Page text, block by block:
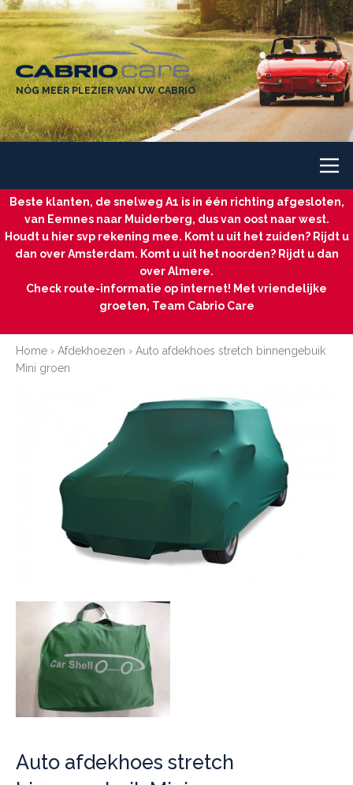
NÓG MEER PLEZIER VAN UW CABRIO
Beste klanten, de snelweg A1 is in één richting afgesloten,
van Eemnes naar Muiderberg, dus van oost naar west.
Houdt u hier svp rekening mee. Komt u uit het zuiden? Rijdt u
dan over Amsterdam. Komt u uit het noorden? Rijdt u dan
over Almere.
Check route-informatie op internet! Met vriendelijke
groeten, Team Cabrio Care
Home › Afdekhoezen › Auto afdekhoes stretch binnengebuik
Mini groen
Auto afdekhoes stretch